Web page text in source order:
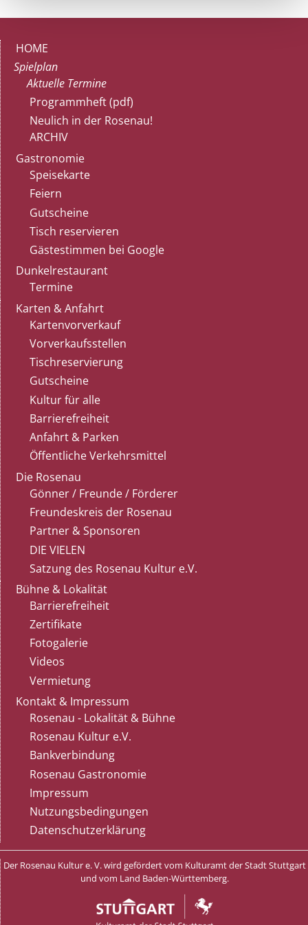
HOME
Spielplan
Aktuelle Termine
Programmheft (pdf)
Neulich in der Rosenau!
ARCHIV
Gastronomie
Speisekarte
Feiern
Gutscheine
Tisch reservieren
Gästestimmen bei Google
Dunkelrestaurant
Termine
Karten & Anfahrt
Kartenvorverkauf
Vorverkaufsstellen
Tischreservierung
Gutscheine
Kultur für alle
Barrierefreiheit
Anfahrt & Parken
Öffentliche Verkehrsmittel
Die Rosenau
Gönner / Freunde / Förderer
Freundeskreis der Rosenau
Partner & Sponsoren
DIE VIELEN
Satzung des Rosenau Kultur e.V.
Bühne & Lokalität
Barrierefreiheit
Zertifikate
Fotogalerie
Videos
Vermietung
Kontakt & Impressum
Rosenau - Lokalität & Bühne
Rosenau Kultur e.V.
Bankverbindung
Rosenau Gastronomie
Impressum
Nutzungsbedingungen
Datenschutzerklärung
Der Rosenau Kultur e. V. wird gefördert vom Kulturamt der Stadt Stuttgart
und vom Land Baden-Württemberg.